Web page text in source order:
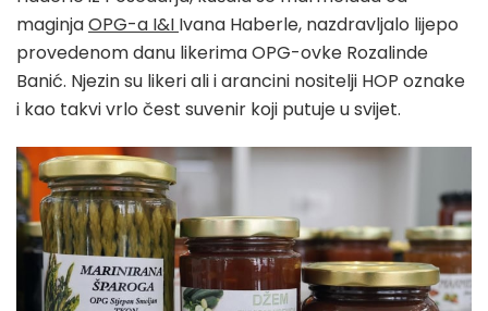
maginjaOPG-a I&I Ivana Haberle, nazdravljalo lijepo
provedenom danu likerima OPG-ovke Rozalinde
Banić. Njezin su likeri ali i arancini nositelji HOP oznake
i kao takvi vrlo čest suvenir koji putuje u svijet.